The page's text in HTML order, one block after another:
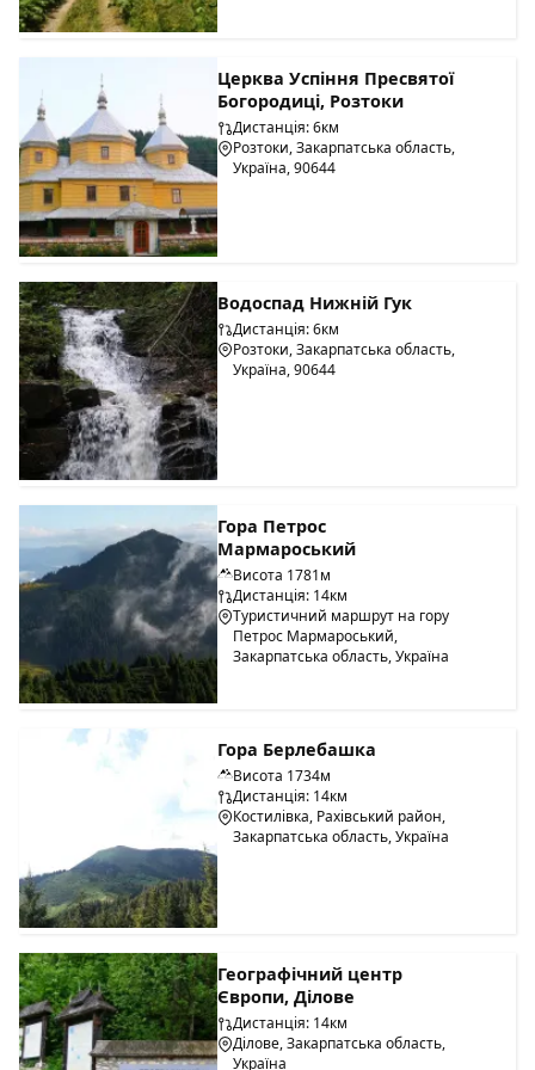
Церква Успіння Пресвятої
Богородиці, Розтоки
Дистанція: 6км
Розтоки, Закарпатська область,
Україна, 90644
Водоспад Нижній Гук
Дистанція: 6км
Розтоки, Закарпатська область,
Україна, 90644
Гора Петрос
Мармароський
Висота 1781м
Дистанція: 14км
Туристичний маршрут на гору
Петрос Мармароський,
Закарпатська область, Україна
Гора Берлебашка
Висота 1734м
Дистанція: 14км
Костилівка, Рахівський район,
Закарпатська область, Україна
Географічний центр
Європи, Ділове
Дистанція: 14км
Ділове, Закарпатська область,
Україна